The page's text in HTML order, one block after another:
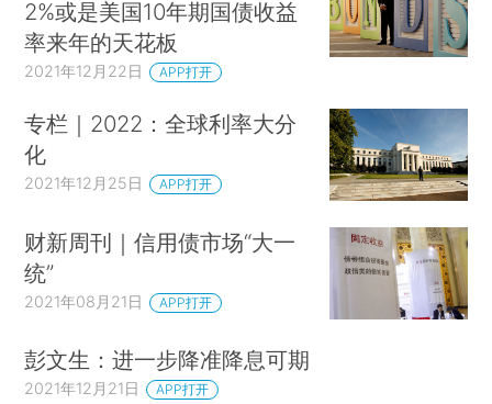
2%或是美国10年期国债收益
率来年的天花板
2021年12月22日 APP打开
专栏｜2022：全球利率大分
化
2021年12月25日 APP打开
财新周刊｜信用债市场“大一
统”
2021年08月21日 APP打开
彭文生：进一步降准降息可期
2021年12月21日 APP打开